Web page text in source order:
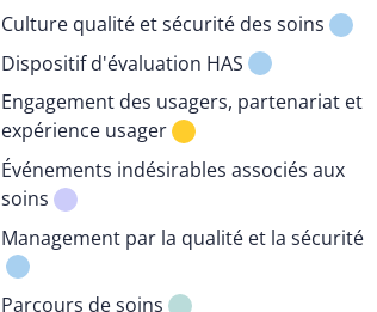
Culture qualité et sécurité des soins
Dispositif d'évaluation HAS
Engagement des usagers, partenariat et
expérience usager
Événements indésirables associés aux
soins
Management par la qualité et la sécurité
Parcours de soins